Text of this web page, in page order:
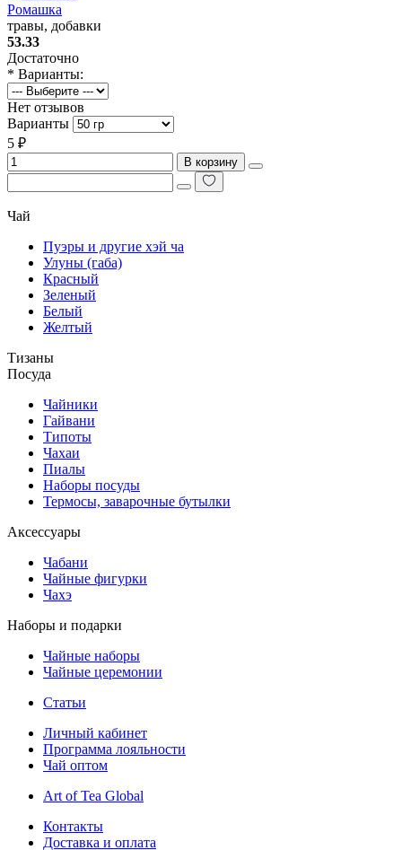
Ромашка
травы, добавки
53.33
Достаточно
* Варианты:
Нет отзывов
Варианты
5 ₽
В корзину
Чай
Пуэры и другие хэй ча
Улуны (габа)
Красный
Зеленый
Белый
Желтый
Тизаны
Посуда
Чайники
Гайвани
Типоты
Чахаи
Пиалы
Наборы посуды
Термосы, заварочные бутылки
Аксессуары
Чабани
Чайные фигурки
Чахэ
Наборы и подарки
Чайные наборы
Чайные церемонии
Статьи
Личный кабинет
Программа лояльности
Чай оптом
Art of Tea Global
Контакты
Доставка и оплата